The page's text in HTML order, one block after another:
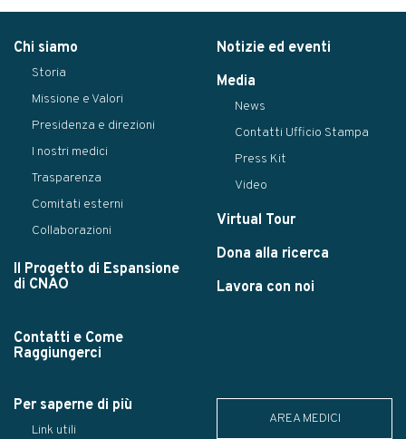
Chi siamo
Storia
Missione e Valori
Presidenza e direzioni
I nostri medici
Trasparenza
Comitati esterni
Collaborazioni
Il Progetto di Espansione
di CNAO
Contatti e Come
Raggiungerci
Notizie ed eventi
Media
News
Contatti Ufficio Stampa
Press Kit
Video
Virtual Tour
Dona alla ricerca
Lavora con noi
Per saperne di più
Link utili
AREA MEDICI